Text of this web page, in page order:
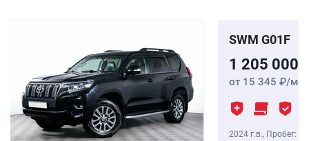
SWM G01F
1 205 000
от 15 345 /мес
2024 г.в., Пробег: 8